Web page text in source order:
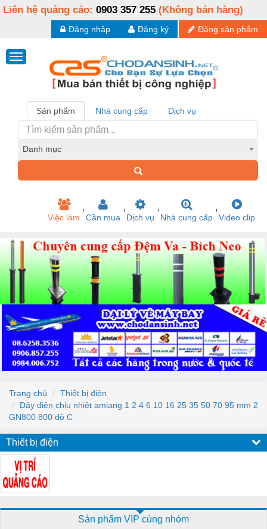
Liên hệ quảng cáo: 0903 357 255 (Không bán hàng)
Đăng sản phẩm
Đăng ký
Đăng nhập
Sản phẩm Nhà cung cấp Dịch vụ
Danh mục
Việc làm Cần mua Dịch vụ Nhà cung cấp Video clip
Trang chủ
Thiết bị điện
Dây điện chịu nhiệt amiang 1 2 4 6 10 16 25 35 50 70 95 mm 2
GN800 800 độ C
Thiết bị điện
Sản phẩm VIP cùng nhóm